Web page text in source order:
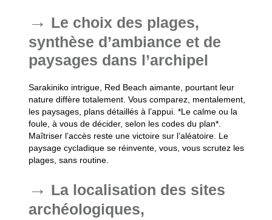
Le choix des plages,
synthèse d’ambiance et de
paysages dans l’archipel
Sarakiniko intrigue, Red Beach aimante, pourtant leur
nature diffère totalement. Vous comparez, mentalement,
les paysages, plans détaillés à l’appui. *Le calme ou la
foule, à vous de décider, selon les codes du plan*.
Maîtriser l’accès reste une victoire sur l’aléatoire. Le
paysage cycladique se réinvente, vous, vous scrutez les
plages, sans routine.
La localisation des sites
archéologiques,